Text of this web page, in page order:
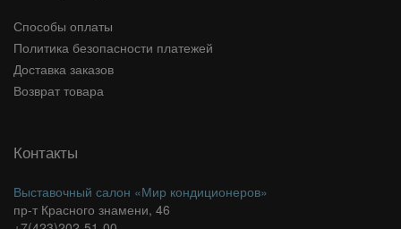
Способы оплаты
Политика безопасности платежей
Доставка заказов
Возврат товара
Контакты
Выставочный салон «Мир кондиционеров»
пр-т Красного знамени, 46